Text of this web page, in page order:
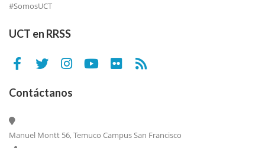
#SomosUCT
UCT en RRSS
Contáctanos
Manuel Montt 56, Temuco Campus San Francisco